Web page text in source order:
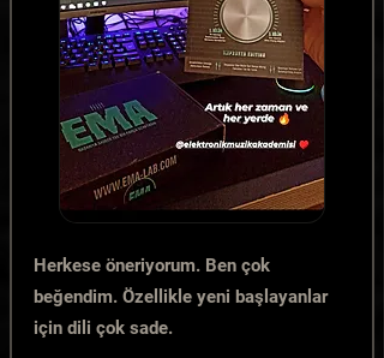
Herkese öneriyorum. Ben çok
beğendim. Özellikle yeni başlayanlar
için dili çok sade.